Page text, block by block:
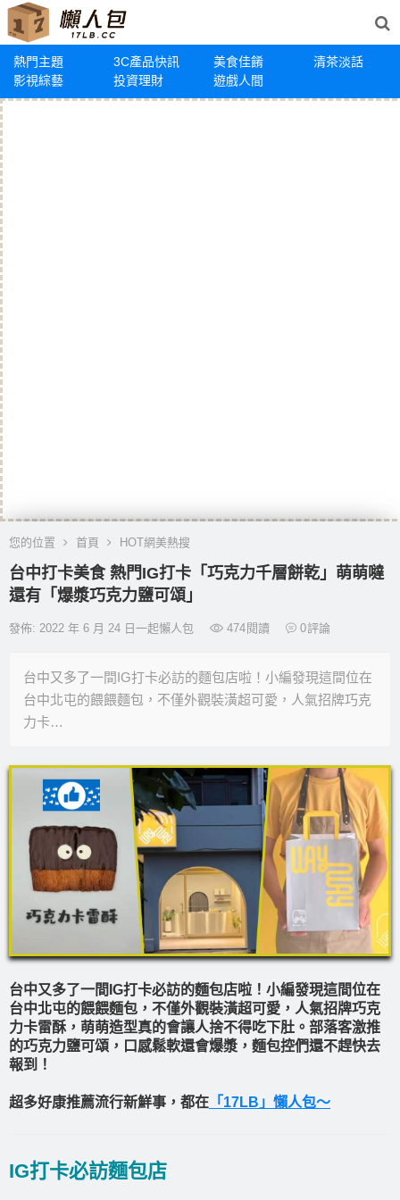
熱門主題 3C產品快訊 美食佳餚
清茶淡話
影視綜藝
投資理財 遊戲人間
您的位置 首頁 HOT網美熱搜
台中打卡美食 熱門IG打卡「巧克力千層餅乾」萌萌噠
還有「爆漿巧克力鹽可頌」
發佈: 2022 年 6 月 24 日一起懶人包 474 閱讀 0評論
台中又多了一間IG打卡必訪的麵包店啦！小編發現這間位在
台中北屯的餵餵麵包，不僅外觀裝潢超可愛，人氣招牌巧克
力卡…
台中又多了一間IG打卡必訪的麵包店啦！小編發現這間位在
台中北屯的餵餵麵包，不僅外觀裝潢超可愛，人氣招牌巧克
力卡雷酥，萌萌造型真的會讓人捨不得吃下肚。部落客激推
的巧克力鹽可頌，口感鬆軟還會爆漿，麵包控們還不趕快去
報到！
超多好康推薦流行新鮮事，都在 「17LB」懶人包～
IG打卡必訪麵包店